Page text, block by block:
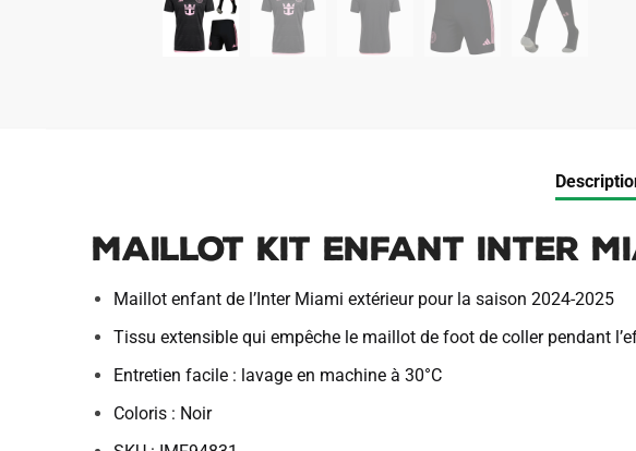
Maillot Kit Enfant Inter
Maillot enfant de l’Inter Miami extérieur pour la saison 2024-2025
Tissu extensible qui empêche le maillot de foot de coller pendant
Entretien facile : lavage en machine à 30°C
Coloris : Noir